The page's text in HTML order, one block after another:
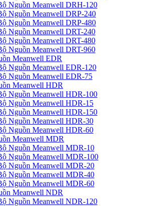
Nguồn Meanwell DRH-120
Nguồn Meanwell DRP-240
Nguồn Meanwell DRP-480
Nguồn Meanwell DRT-240
Nguồn Meanwell DRT-480
Nguồn Meanwell DRT-960
Meanwell EDR
Nguồn Meanwell EDR-120
Nguồn Meanwell EDR-75
Meanwell HDR
Nguồn Meanwell HDR-100
Nguồn Meanwell HDR-15
Nguồn Meanwell HDR-150
Nguồn Meanwell HDR-30
Nguồn Meanwell HDR-60
Meanwell MDR
Nguồn Meanwell MDR-10
Nguồn Meanwell MDR-100
Nguồn Meanwell MDR-20
Nguồn Meanwell MDR-40
Nguồn Meanwell MDR-60
Meanwell NDR
Nguồn Meanwell NDR-120